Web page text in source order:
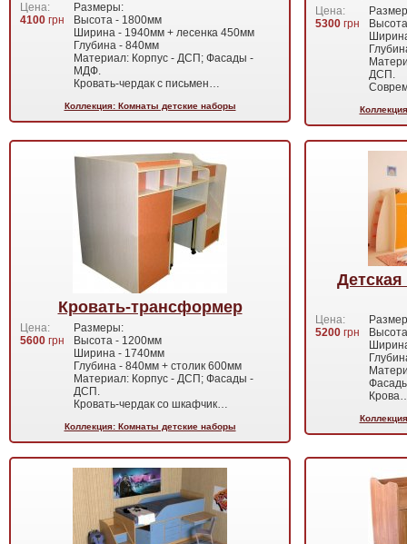
Цена:
4100 грн
Размеры:
Высота - 1800мм
Ширина - 1940мм + лесенка 450мм
Глубина - 840мм
Материал: Корпус - ДСП; Фасады -
МДФ.
Кровать-чердак с письмен…
Коллекция: Комнаты детские наборы
Цена:
5300 грн
ДСП.
Кровать-трансформер
Цена:
5600 грн
Размеры:
Высота - 1200мм
Ширина - 1740мм
Глубина - 840мм + столик 600мм
Материал: Корпус - ДСП; Фасады -
ДСП.
Кровать-чердак со шкафчик…
Коллекция: Комнаты детские наборы
Детская
Цена:
5200 грн